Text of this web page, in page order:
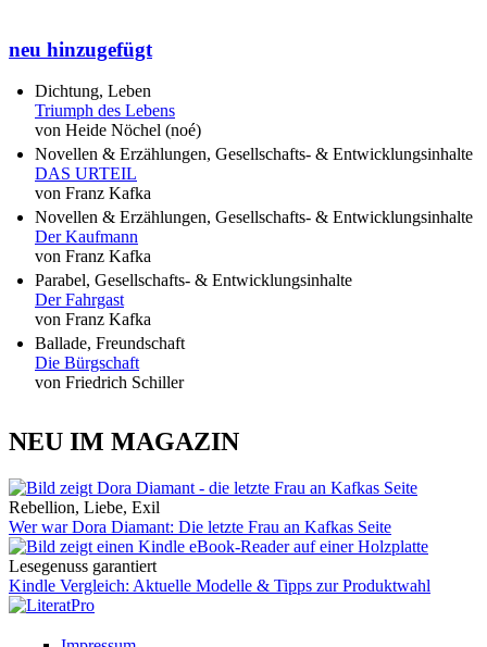
neu hinzugefügt
Dichtung, Leben
Triumph des Lebens
von Heide Nöchel (noé)
Novellen & Erzählungen, Gesellschafts- & Entwicklungsinhalte
DAS URTEIL
von Franz Kafka
Novellen & Erzählungen, Gesellschafts- & Entwicklungsinhalte
Der Kaufmann
von Franz Kafka
Parabel, Gesellschafts- & Entwicklungsinhalte
Der Fahrgast
von Franz Kafka
Ballade, Freundschaft
Die Bürgschaft
von Friedrich Schiller
NEU IM MAGAZIN
Rebellion, Liebe, Exil
Wer war Dora Diamant: Die letzte Frau an Kafkas Seite
Lesegenuss garantiert
Kindle Vergleich: Aktuelle Modelle & Tipps zur Produktwahl